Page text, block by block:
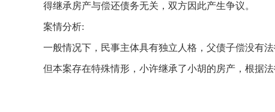
得继承房产与偿还债务无关，双方因此产生争议。
案情分析:
一般情况下，民事主体具有独立人格，父债子偿没有
但本案存在特殊情形，小许继承了小胡的房产，根据